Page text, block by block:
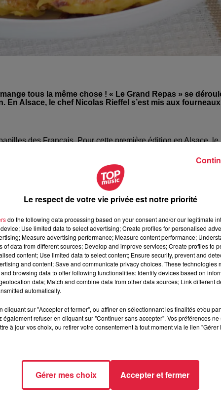
tous la même chose ! « Le Grand Repas » se
Alsace, le chef Nicolas Rieffel s’est mis aux fourneaux
des Français. Pour cette première édition en Alsace, le
:
et de grands chefs tels que Thierry MARX ou Guillaume
(école, EHPAD) et traditionnelle propose un même
le même jour le même repas que sa mamie en EHPAD,
même temps et à toutes les générations ».Car c’est bien de
, notamment pour les périscolaires, les collèges, les écoles,
donc à votre menu le jeudi 19 octobre :Grumbeerekiechle
puischoucrouteIGP d’Alsace aux poissons, sauce au
quant à lui au collège de Barr.
comme des centaines d’Alsaciens.
recettes par ici
Le respect de votre vie privée est notre priorité
do the following data processing based on your consent and/or our legitimate
Use limited data to select advertising; Create profiles for personalised
Measure advertising performance; Measure content performance;
of data from different sources; Develop and improve services; Create profiles to
content; Use limited data to select content; Ensure security, prevent and
and content; Save and communicate privacy choices. These technologies
browsing data to offer following functionalities: Identify devices based on
data; Match and combine data from other data sources; Link different
automatically.
cliquant sur "Accepter et fermer", ou affiner en sélectionnant les finalités et/ou
également refuser en cliquant sur "Continuer sans accepter". Vos préférences
à jour vos choix, ou retirer votre consentement à tout moment via le lien
Gérer mes choix Accepter et fermer